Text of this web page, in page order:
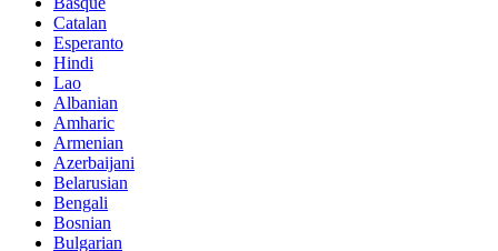
Catalan
Esperanto
Hindi
Lao
Albanian
Amharic
Armenian
Azerbaijani
Belarusian
Bengali
Bosnian
Bulgarian